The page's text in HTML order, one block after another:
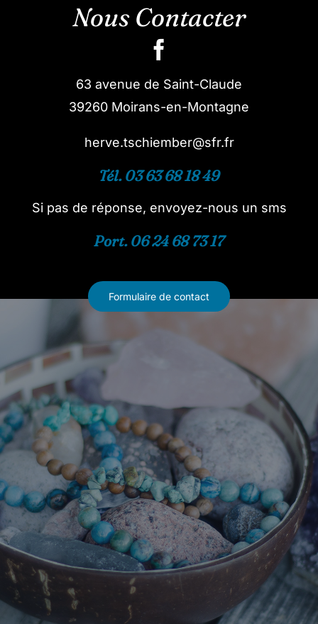
Nous Contacter
63 avenue de Saint-Claude
39260 Moirans-en-Montagne
herve.tschiember@sfr.fr
Tél. 03 63 68 18 49
Si pas de réponse, envoyez-nous un sms
Port. 06 24 68 73 17
Formulaire de contact